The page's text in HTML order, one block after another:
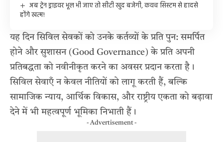
अब ट्रेन ड्राइवर भूल भी जाए तो सीटी खुद बजेगी, कवच सिस्टम से हादसे
होंगे खत्म!
यह दिन सिविल सेवकों को उनके कर्तव्यों के प्रति पुन: समर्पित
होने और सुशासन (Good Governance) के प्रति अपनी
प्रतिबद्धता को नवीनीकृत करने का अवसर प्रदान करता है।
सिविल सेवाएँ न केवल नीतियों को लागू करती हैं, बल्कि
सामाजिक न्याय, आर्थिक विकास, और राष्ट्रीय एकता को बढ़ावा
देने में भी महत्वपूर्ण भूमिका निभाती हैं।
- Advertisement -